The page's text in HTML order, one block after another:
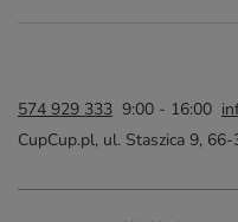
574 929 333 9:00 - 16:00
CupCup.pl, ul. Staszica 9, 66-